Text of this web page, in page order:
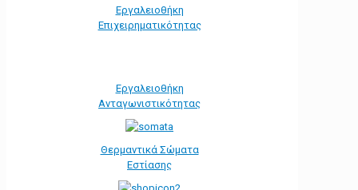
Εργαλειοθήκη
Eπιχειρηματικότητας
Εργαλειοθήκη
Ανταγωνιστικότητας
Θερμαντικά Σώματα
Εστίασης